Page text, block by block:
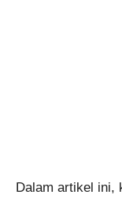
Dalam artikel ini,